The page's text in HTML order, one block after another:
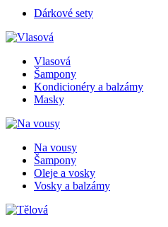
Dárkové sety
Vlasová
Šampony
Kondicionéry a balzámy
Masky
Na vousy
Šampony
Oleje a vosky
Vosky a balzámy